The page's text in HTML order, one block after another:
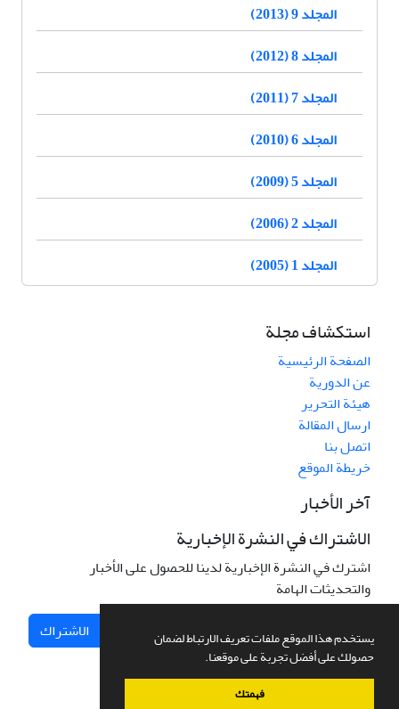
يستخدم هذا الموقع ملفات تعريف الارتباط لضمان
حصولك على أفضل تجربة على موقعنا.
فهمتك
المجلد 9 (2013)
المجلد 8 (2012)
المجلد 7 (2011)
المجلد 6 (2010)
المجلد 5 (2009)
المجلد 2 (2006)
المجلد 1 (2005)
استكشاف مجلة
الصفحة الرئيسية
عن الدورية
هيئة التحرير
ارسال المقالة
اتصل بنا
خريطة الموقع
آخر الأخبار
الاشتراك في النشرة الإخبارية
اشترك في النشرة الإخبارية لدينا للحصول على الأخبار
والتحديثات الهامة
الاشتراك